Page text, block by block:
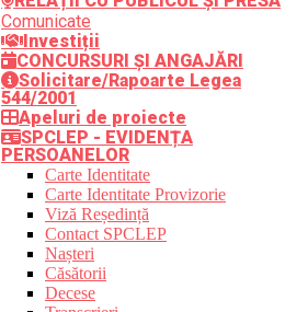
Comunicate
Investiții
CONCURSURI ȘI ANGAJĂRI
Solicitare/Rapoarte Legea
544/2001
Apeluri de proiecte
SPCLEP - EVIDENȚA
PERSOANELOR
Carte Identitate
Carte Identitate Provizorie
Viză Reședință
Contact SPCLEP
Nașteri
Căsătorii
Decese